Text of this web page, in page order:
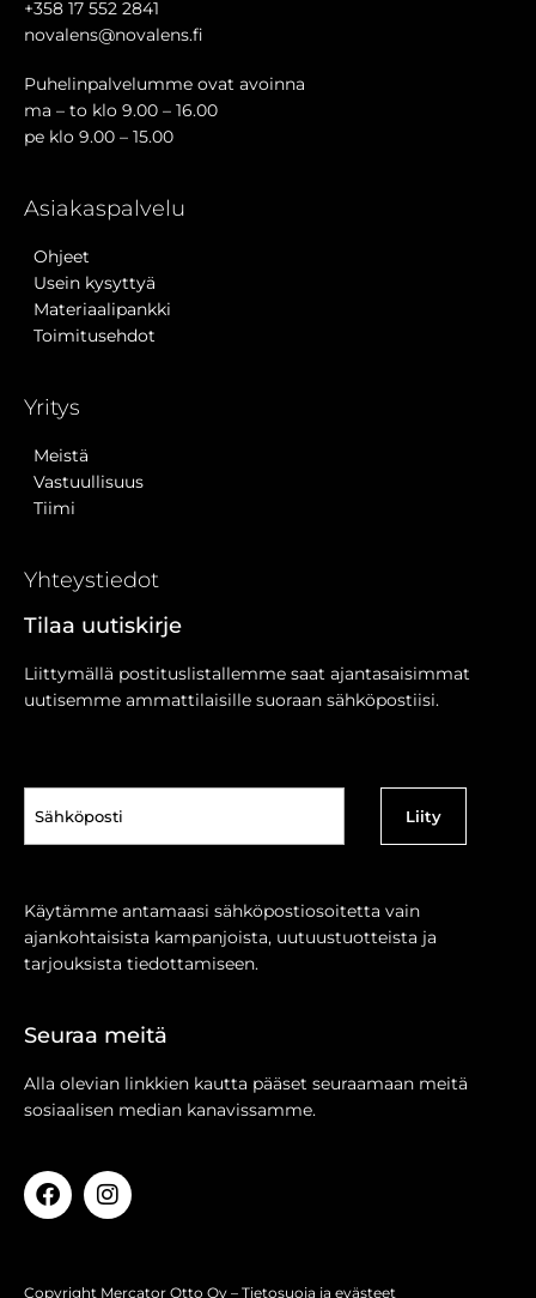
+358 17 552 2841
novalens@novalens.fi
Puhelinpalvelumme ovat avoinna
ma – to klo 9.00 – 16.00
pe klo 9.00 – 15.00
Asiakaspalvelu
Ohjeet
Usein kysyttyä
Materiaalipankki
Toimitusehdot
Yritys
Meistä
Vastuullisuus
Tiimi
Yhteystiedot
Tilaa uutiskirje
Liittymällä postituslistallemme saat ajantasaisimmat
uutisemme ammattilaisille suoraan sähköpostiisi.
(Pakollinen)
Käytämme antamaasi sähköpostiosoitetta vain
ajankohtaisista kampanjoista, uutuustuotteista ja
tarjouksista tiedottamiseen.
Seuraa meitä
Alla olevian linkkien kautta pääset seuraamaan meitä
sosiaalisen median kanavissamme.
Copyright Mercator Otto Oy – Tietosuoja ja evästeet